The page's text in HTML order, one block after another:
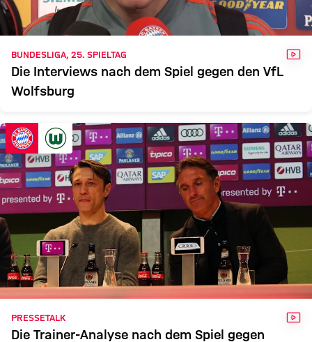
BUNDESLIGA, 25. SPIELTAG
Die Interviews nach dem Spiel gegen den VfL
Wolfsburg
PRESSETALK
Die Trainer-Analyse nach dem Spiel gegen